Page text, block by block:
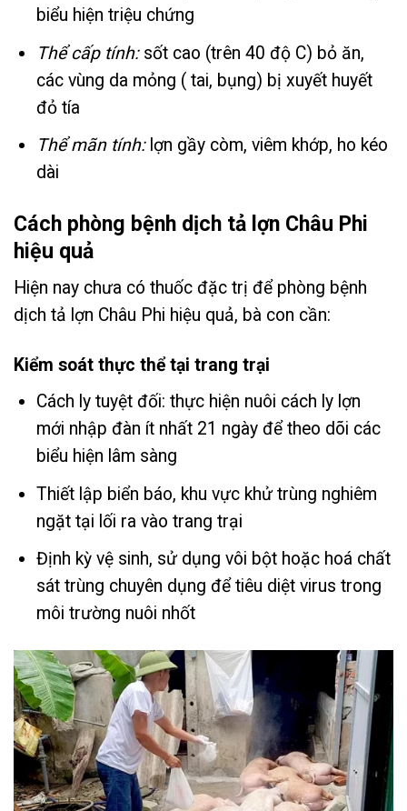
biểu hiện triệu chứng
Thể cấp tính: sốt cao (trên 40 độ C) bỏ ăn,
các vùng da mỏng ( tai, bụng) bị xuyết huyết
đỏ tía
Thể mãn tính:lợn gầy còm, viêm khớp, ho kéo
dài
Cách phòng bệnh dịch tả lợn Châu Phi
hiệu quả
Hiện nay chưa có thuốc đặc trị để phòng bệnh
dịch tả lợn Châu Phi hiệu quả, bà con cần:
Kiểm soát thực thể tại trang trại
Cách ly tuyệt đối: thực hiện nuôi cách ly lợn
mới nhập đàn ít nhất 21 ngày để theo dõi các
biểu hiện lâm sàng
Thiết lập biển báo, khu vực khử trùng nghiêm
ngặt tại lối ra vào trang trại
Định kỳ vệ sinh, sử dụng vôi bột hoặc hoá chất
sát trùng chuyên dụng để tiêu diệt virus trong
môi trường nuôi nhốt